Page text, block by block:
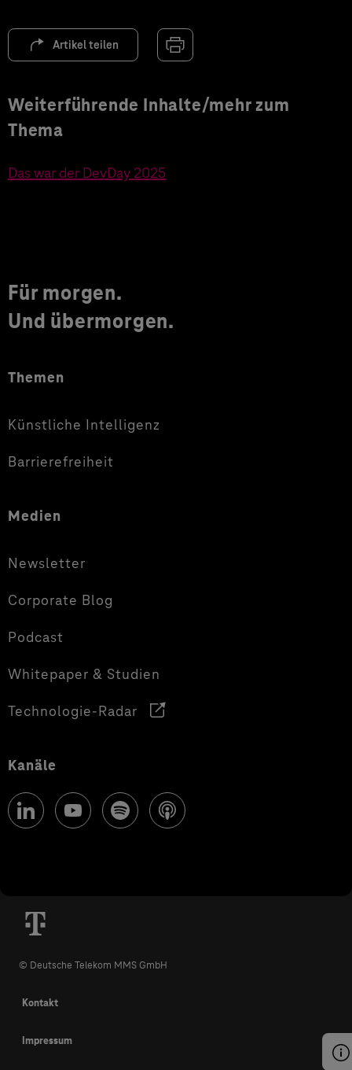
Artikel teilen
Weiterführende Inhalte/mehr zum
Thema
Das war der DevDay 2025
Für morgen.
Und übermorgen.
Themen
Künstliche Intelligenz
Barrierefreiheit
Medien
Newsletter
Corporate Blog
Podcast
Whitepaper & Studien
Technologie-Radar
Kanäle
© Deutsche Telekom MMS GmbH
Kontakt
Impressum